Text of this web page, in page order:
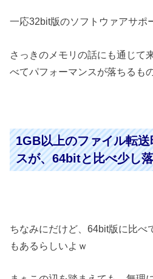
一応32bit版のソフトウァアサポ
さっきのメモリの話にも通じて
べてパフォーマンスが落ちるも
1GB以上のファイル転
スが、64bitと比べ少し
ちなみにだけど、64bit版に比べ
もあるらしいよｗ